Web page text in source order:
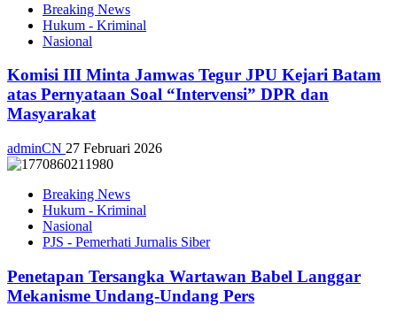
Breaking News
Hukum - Kriminal
Nasional
Komisi III Minta Jamwas Tegur JPU Kejari Batam
atas Pernyataan Soal “Intervensi” DPR dan
Masyarakat
adminCN 27 Februari 2026
Breaking News
Hukum - Kriminal
Nasional
PJS - Pemerhati Jurnalis Siber
Penetapan Tersangka Wartawan Babel Langgar
Mekanisme Undang-Undang Pers